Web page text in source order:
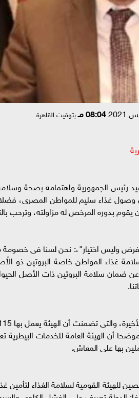
08:04 مـ بتوقيت القاهرة
رئيس الجمهورية واهتمامه بصحة
غذاء سليم للمواطن المصرى،
بدوره المرخص له مزاولته، وترحب
فرض وليس اختيار"،: نحن لسنا فى
غذاء المواطن خاصة البروتين ذو
ضمان سلامة البروتين ذات الأصل
الهيئة العامة للخدمات البيطرية
القومية لسلامة الغذاء لتأمين